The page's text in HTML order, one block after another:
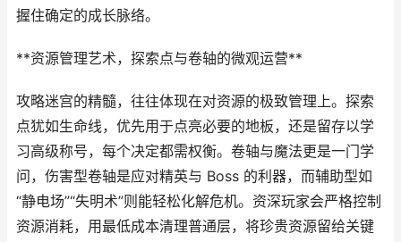
握住确定的成长脉络。
**资源管理艺术，探索点与卷轴的微观运营**
攻略迷宫的精髓，往往体现在对资源的极致管理上。探索
点犹如生命线，优先用于点亮必要的地板，还是留存以学
习高级称号，每个决定都需权衡。卷轴与魔法更是一门学
问，伤害型卷轴是应对精英与 Boss 的利器，而辅助型如
“静电场”“失明术”则能轻松化解危机。资深玩家会严格控制
资源消耗，用最低成本清理普通层，将珍贵资源留给关键